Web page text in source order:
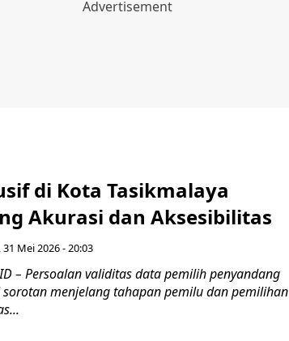
di Kota Tasikmalaya
Akurasi dan Aksesibilitas
Mei 2026 - 20:03
– Persoalan validitas data pemilih penyandang
menjelang tahapan pemilu dan pemilihan